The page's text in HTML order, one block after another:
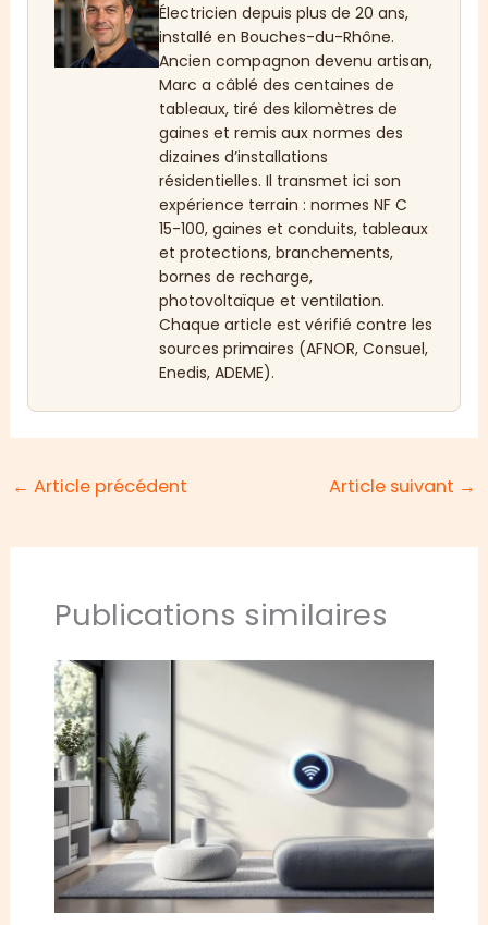
Électricien depuis plus de 20 ans,
installé en Bouches-du-Rhône.
Ancien compagnon devenu artisan,
Marc a câblé des centaines de
tableaux, tiré des kilomètres de
gaines et remis aux normes des
dizaines d’installations
résidentielles. Il transmet ici son
expérience terrain : normes NF C
15-100, gaines et conduits, tableaux
et protections, branchements,
bornes de recharge,
photovoltaïque et ventilation.
Chaque article est vérifié contre les
sources primaires (AFNOR, Consuel,
Enedis, ADEME).
← Article précédent Article suivant →
Publications similaires